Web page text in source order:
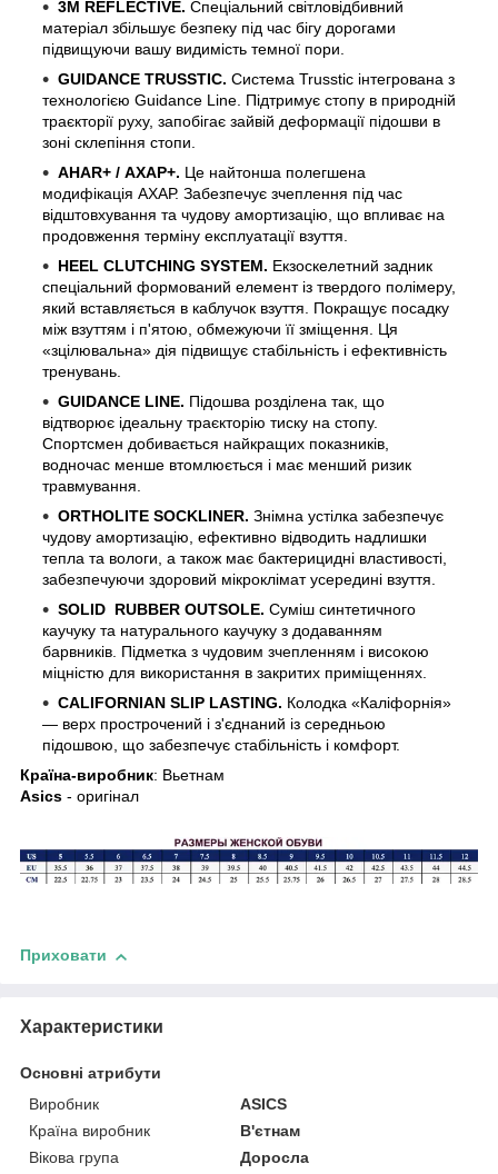
3М REFLECTIVE. Спеціальний світловідбивний
матеріал збільшує безпеку під час бігу дорогами
підвищуючи вашу видимість темної пори.
GUIDANCE TRUSSTIC. Система Trusstic інтегрована з
технологією Guidance Line. Підтримує стопу в природній
траєкторії руху, запобігає зайвій деформації підошви в
зоні склепіння стопи.
AHAR+ / АХАР+. Це найтонша полегшена
модифікація АХАР. Забезпечує зчеплення під час
відштовхування та чудову амортизацію, що впливає на
продовження терміну експлуатації взуття.
HEEL CLUTCHING SYSTEM. Екзоскелетний задник
спеціальний формований елемент із твердого полімеру,
який вставляється в каблучок взуття. Покращує посадку
між взуттям і п'ятою, обмежуючи її зміщення. Ця
«зцілювальна» дія підвищує стабільність і ефективність
тренувань.
GUIDANCE LINE. Підошва розділена так, що
відтворює ідеальну траєкторію тиску на стопу.
Спортсмен добивається найкращих показників,
водночас менше втомлюється і має менший ризик
травмування.
ORTHOLITE SOCKLINER. Знімна устілка забезпечує
чудову амортизацію, ефективно відводить надлишки
тепла та вологи, а також має бактерицидні властивості,
забезпечуючи здоровий мікроклімат усередині взуття.
SOLID RUBBER OUTSOLE. Суміш синтетичного
каучуку та натурального каучуку з додаванням
барвників. Підметка з чудовим зчепленням і високою
міцністю для використання в закритих приміщеннях.
CALIFORNIAN SLIP LASTING. Колодка «Каліфорнія»
— верх прострочений і з'єднаний із середньою
підошвою, що забезпечує стабільність і комфорт.
Країна-виробник: Вьетнам
Asics - оригінал
Приховати
Характеристики
Основні атрибути
Виробник
ASICS
Країна виробник
В'єтнам
Вікова група
Доросла